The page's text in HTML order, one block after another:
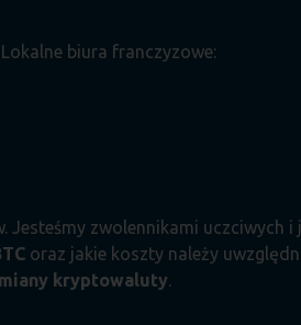
biura franczyzowe:
Jesteśmy zwolennikami uczciwych i
oraz jakie koszty należy
kryptowaluty.